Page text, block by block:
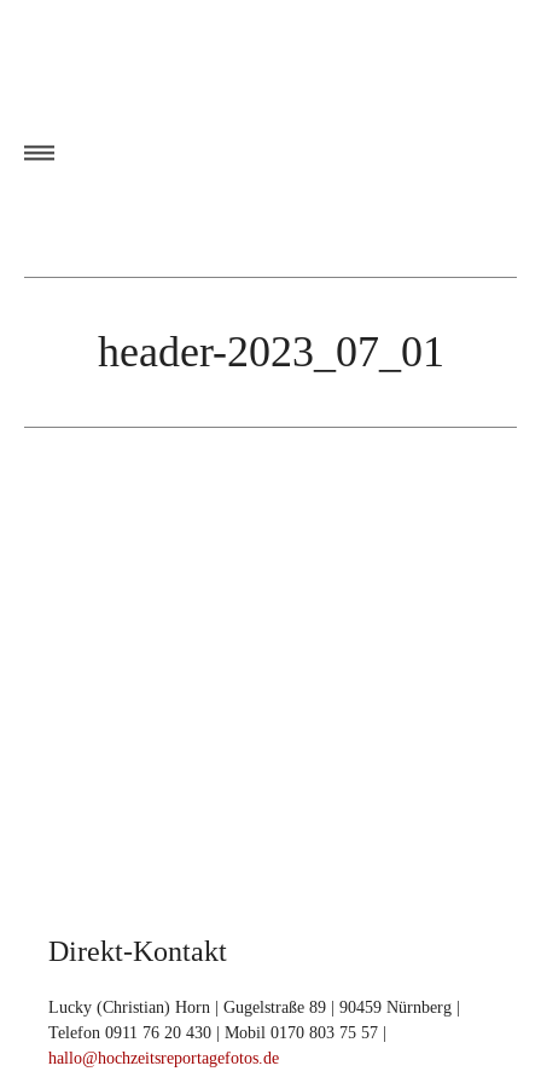
header-2023_07_01
Direkt-Kontakt
Lucky (Christian) Horn | Gugelstraße 89 | 90459 Nürnberg |
Telefon 0911 76 20 430 | Mobil 0170 803 75 57 |
hallo@hochzeitsreportagefotos.de